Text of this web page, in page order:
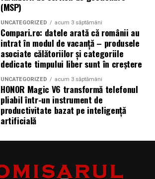
(MSP)
UNCATEGORIZED acum 3 săptămâni
Compari.ro: datele arată că românii au
intrat în modul de vacanță – produsele
asociate călătoriilor și categoriile
dedicate timpului liber sunt în creștere
UNCATEGORIZED acum 3 săptămâni
HONOR Magic V6 transformă telefonul
pliabil într-un instrument de
productivitate bazat pe inteligență
artificială